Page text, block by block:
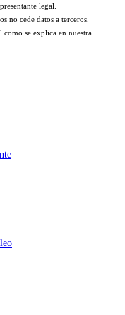
legal.
no cede datos a terceros.
se explica en nuestra